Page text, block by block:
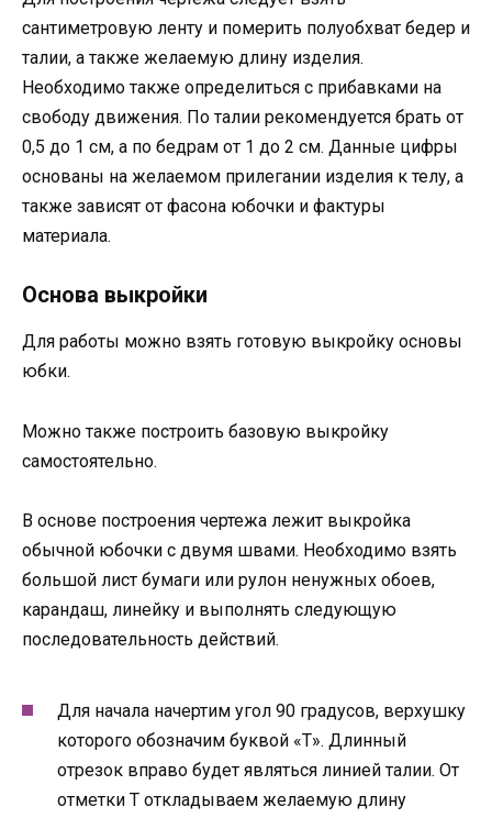
сантиметровую ленту и померить полуобхват бедер и
талии, а также желаемую длину изделия.
Необходимо также определиться с прибавками на
свободу движения. По талии рекомендуется брать от
0,5 до 1 см, а по бедрам от 1 до 2 см. Данные цифры
основаны на желаемом прилегании изделия к телу, а
также зависят от фасона юбочки и фактуры
материала.
Основа выкройки
Для работы можно взять готовую выкройку основы
юбки.
Можно также построить базовую выкройку
самостоятельно.
В основе построения чертежа лежит выкройка
обычной юбочки с двумя швами. Необходимо взять
большой лист бумаги или рулон ненужных обоев,
карандаш, линейку и выполнять следующую
последовательность действий.
Для начала начертим угол 90 градусов, верхушку
которого обозначим буквой «Т». Длинный
отрезок вправо будет являться линией талии. От
отметки Т откладываем желаемую длину